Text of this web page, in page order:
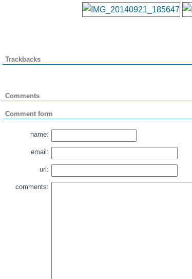
Trackbacks
Comments
Comment form
name:
email:
url:
comments: